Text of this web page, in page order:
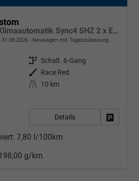
Trend 320 L1H1 Klimaautomatik Sync4 SHZ 2 x Einparkhilfe Kamera 5JG
31.08.2026 Neuwagen mit Tageszulassung
Getriebe Schalt. 6-Gang
Außenfarbe
Race Red
Kilometerstand
10 km
Details
7,80 l/100km
g/km